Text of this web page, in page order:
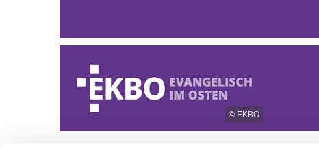
© EKBO